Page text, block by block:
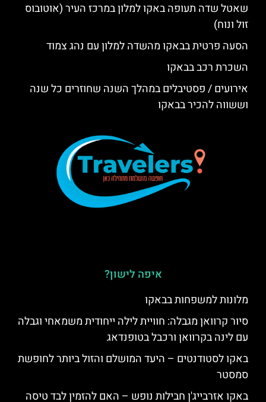
שאטל שדה תעופה באקו למלון במרכז העיר (אוטובוס
זול ונוח)
הסעה פרטית בבאקו מהשדה למלון עם נהג צמוד
השכרת רכב בבאקו
אירועים / פסטיבלים במהלך השנה שחוזרים כל שנה
וששווה להכיר בבאקו
איפה לישון?
מלונות למשפחות בבאקו
סיור קרוואן מגבלה: חוויית לילה ייחודית משמאחי וגבלה
עם לינה בקרוואן ורכבל בטופנדאג
באקו לסטודנטים – היעד המושלם והזול ביותר לחופשת
סמסטר
באקו אזרבייג'ן חבילות נופש – האם להזמין לבד טיסה